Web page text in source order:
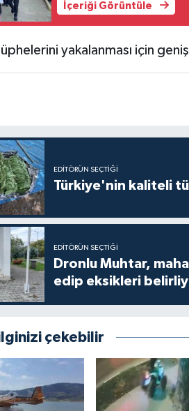
İçeriği Görüntüle
yakalanması için
EDITÖRÜN SEÇTIĞI
Türkiye'nin kaliteli
EDITÖRÜN SEÇTIĞI
Dronlu Muhtar,
edip eksikleri
çekebilir